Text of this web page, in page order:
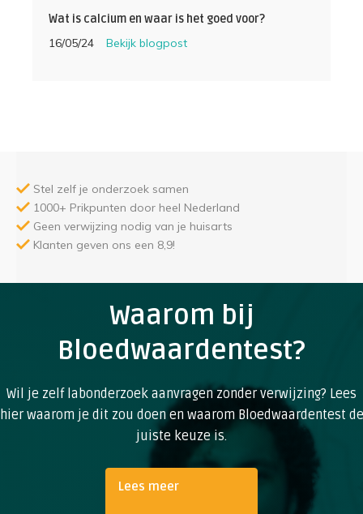
Wat is calcium en waar is het goed voor?
16/05/24 Bekijk blogpost
Stel zelf je onderzoek samen
1000+ Prikpunten door heel Nederland
Geen verwijzing nodig van je huisarts
Klanten geven ons een 8,9!
Waarom bij
Bloedwaardentest?
Wil je zelf labonderzoek aanvragen zonder verwijzing? Lees
hier waarom je dit zou doen en waarom Bloedwaardentest de
juiste keuze is.
Lees meer